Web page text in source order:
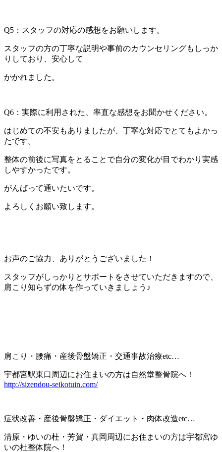
Q5：スタッフの対応の感想をお願いします。
スタッフの方の丁寧な説明や事前のカウンセリングもしっか
りしており、安心して
かかれました。
Q6：実際に利用された、率直な感想をお聞かせください。
はじめての不安もありましたが、丁寧な対応でとてもよかっ
たです。
整体の前後に写真をとることで自分の変化が目でわかり実感
しやすかったです。
がんばって通いたいです。
よろしくお願い致します。
お声のご協力、ありがとうございました！
スタッフがしっかりとサポートをさせていただきますので、
肩こり知らずの体を作っていきましょう♪
肩こり・腰痛・産後骨盤矯正・交通事故治療etc…
宇都宮駅東口周辺にお住まいの方は自然堂整骨院へ！
http://sizendou-seikotuin.com/
症状改善・産後骨盤矯正・ダイエット・肉体改造etc…
清原・ゆいの杜・芳賀・真岡周辺にお住まいの方は宇都宮ゆ
いの杜整体院へ！